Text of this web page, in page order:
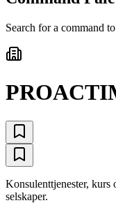
Search for a command
Konsulenttjenester, kurs
selskaper.